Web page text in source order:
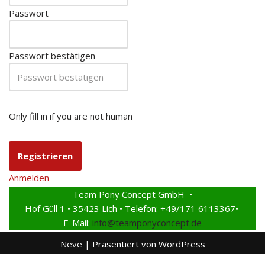
Passwort
Passwort bestätigen
Only fill in if you are not human
Anmelden
Team Pony Concept GmbH •
Hof Güll 1 • 35423 Lich • Telefon: +49/171 6113367•
E-Mail: info@teamponyconcept.de
Neve | Präsentiert von WordPress